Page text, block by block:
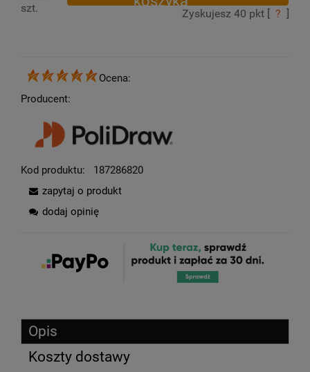
szt. Zyskujesz 40 pkt [ ? ]
Ocena:
Producent:
Kod produktu:
187286820
zapytaj o produkt
dodaj opinię
Opis
Koszty dostawy